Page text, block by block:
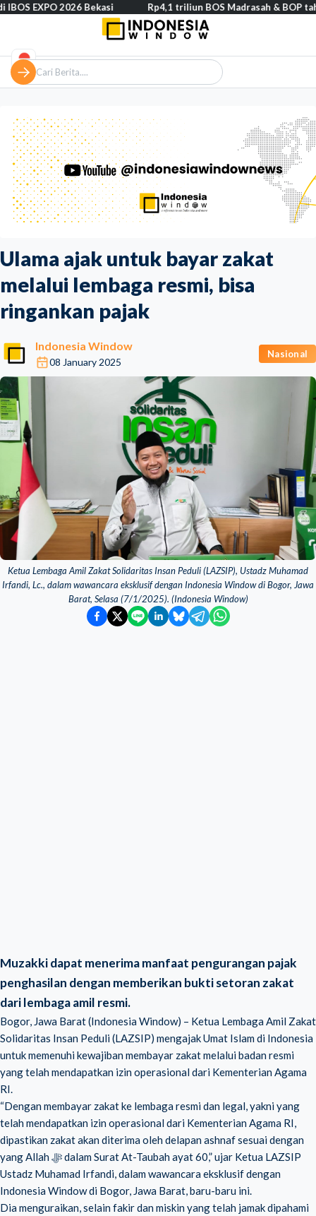
Ulama ajak untuk bayar zakat
melalui lembaga resmi, bisa
ringankan pajak
Indonesia Window
08 January 2025
Nasional
Ketua Lembaga Amil Zakat Solidaritas Insan Peduli (LAZSIP), Ustadz Muhamad
Irfandi, Lc., dalam wawancara eksklusif dengan Indonesia Window di Bogor, Jawa
Barat, Selasa (7/1/2025). (Indonesia Window)
Muzakki dapat menerima manfaat pengurangan pajak
penghasilan dengan memberikan bukti setoran zakat
dari lembaga amil resmi.
Bogor, Jawa Barat (Indonesia Window) – Ketua Lembaga Amil Zakat
Solidaritas Insan Peduli (LAZSIP) mengajak Umat Islam di Indonesia
untuk memenuhi kewajiban membayar zakat melalui badan resmi
yang telah mendapatkan izin operasional dari Kementerian Agama
RI.
“Dengan membayar zakat ke lembaga resmi dan legal, yakni yang
telah mendapatkan izin operasional dari Kementerian Agama RI,
dipastikan zakat akan diterima oleh delapan ashnaf sesuai dengan
yang Allah ﷻ dalam Surat At-Taubah ayat 60,” ujar Ketua LAZSIP
Ustadz Muhamad Irfandi, dalam wawancara eksklusif dengan
Indonesia Window di Bogor, Jawa Barat, baru-baru ini.
Dia menguraikan, selain fakir dan miskin yang telah jamak dipahami
2026 Bekasi Rp4,1 triliun BOS Madrasah & BOP tahap II